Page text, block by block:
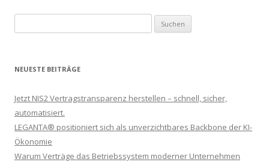
NEUESTE BEITRÄGE
Jetzt NIS2 Vertragstransparenz herstellen – schnell, sicher,
automatisiert.
LEGANTA® positioniert sich als unverzichtbares Backbone der KI-
Ökonomie
Warum Verträge das Betriebssystem moderner Unternehmen